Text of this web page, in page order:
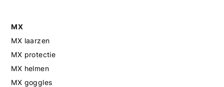
MX
MX laarzen
MX protectie
MX helmen
MX goggles